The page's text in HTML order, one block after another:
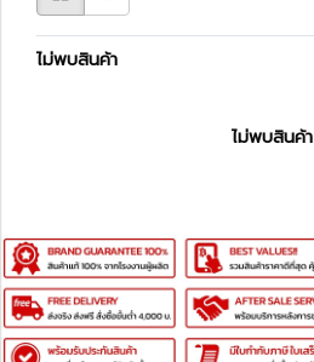
ไม่พบสินค้า
ไม่พบสินค้า